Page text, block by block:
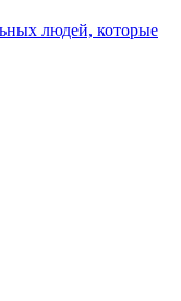
людей, которые